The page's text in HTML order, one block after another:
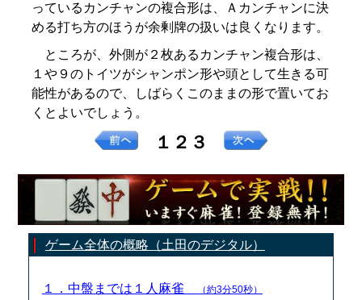
っているカンチャンの複合形は、Ａカンチャンに決
める打ち方のほうが余剰牌の扱いは良くなります。
ところが、外側が２枚あるカンチャン複合形は、
１や９のトイツがシャンポン形や頭として生きる可
能性があるので、しばらくこのままの形で置いてお
くとよいでしょう。
１２３
ゲーム全体の概略（土田のデジタル）
１．中盤までは１人麻雀 （約3分50秒）